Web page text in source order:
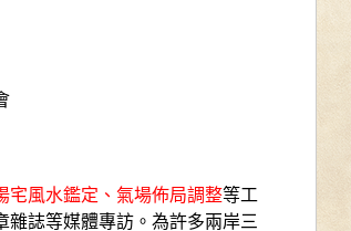
宅風水鑑定、氣場佈局調整等工
誌等媒體專訪。為許多兩岸三